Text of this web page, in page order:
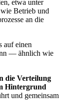
etwa unter
Betrieb und
an die
auf einen
— ähnlich wie
die Verteilung
Hintergrund
und gemeinsam